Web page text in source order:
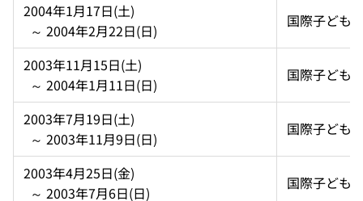
2004年1月17日(土)
  ～ 2004年2月22日(日)
国際子ども
2003年11月15日(土)
  ～ 2004年1月11日(日)
国際子ども
2003年7月19日(土)
  ～ 2003年11月9日(日)
国際子ども
2003年4月25日(金)
  ～ 2003年7月6日(日)
国際子ども